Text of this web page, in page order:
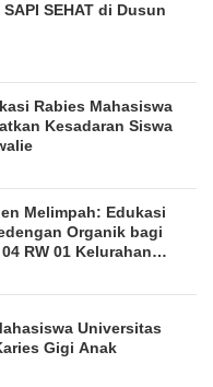
SEHAT di Dusun
Rabies Mahasiswa
Kesadaran Siswa
Melimpah: Edukasi
Organik bagi
RW 01 Kelurahan
Universitas
Gigi Anak